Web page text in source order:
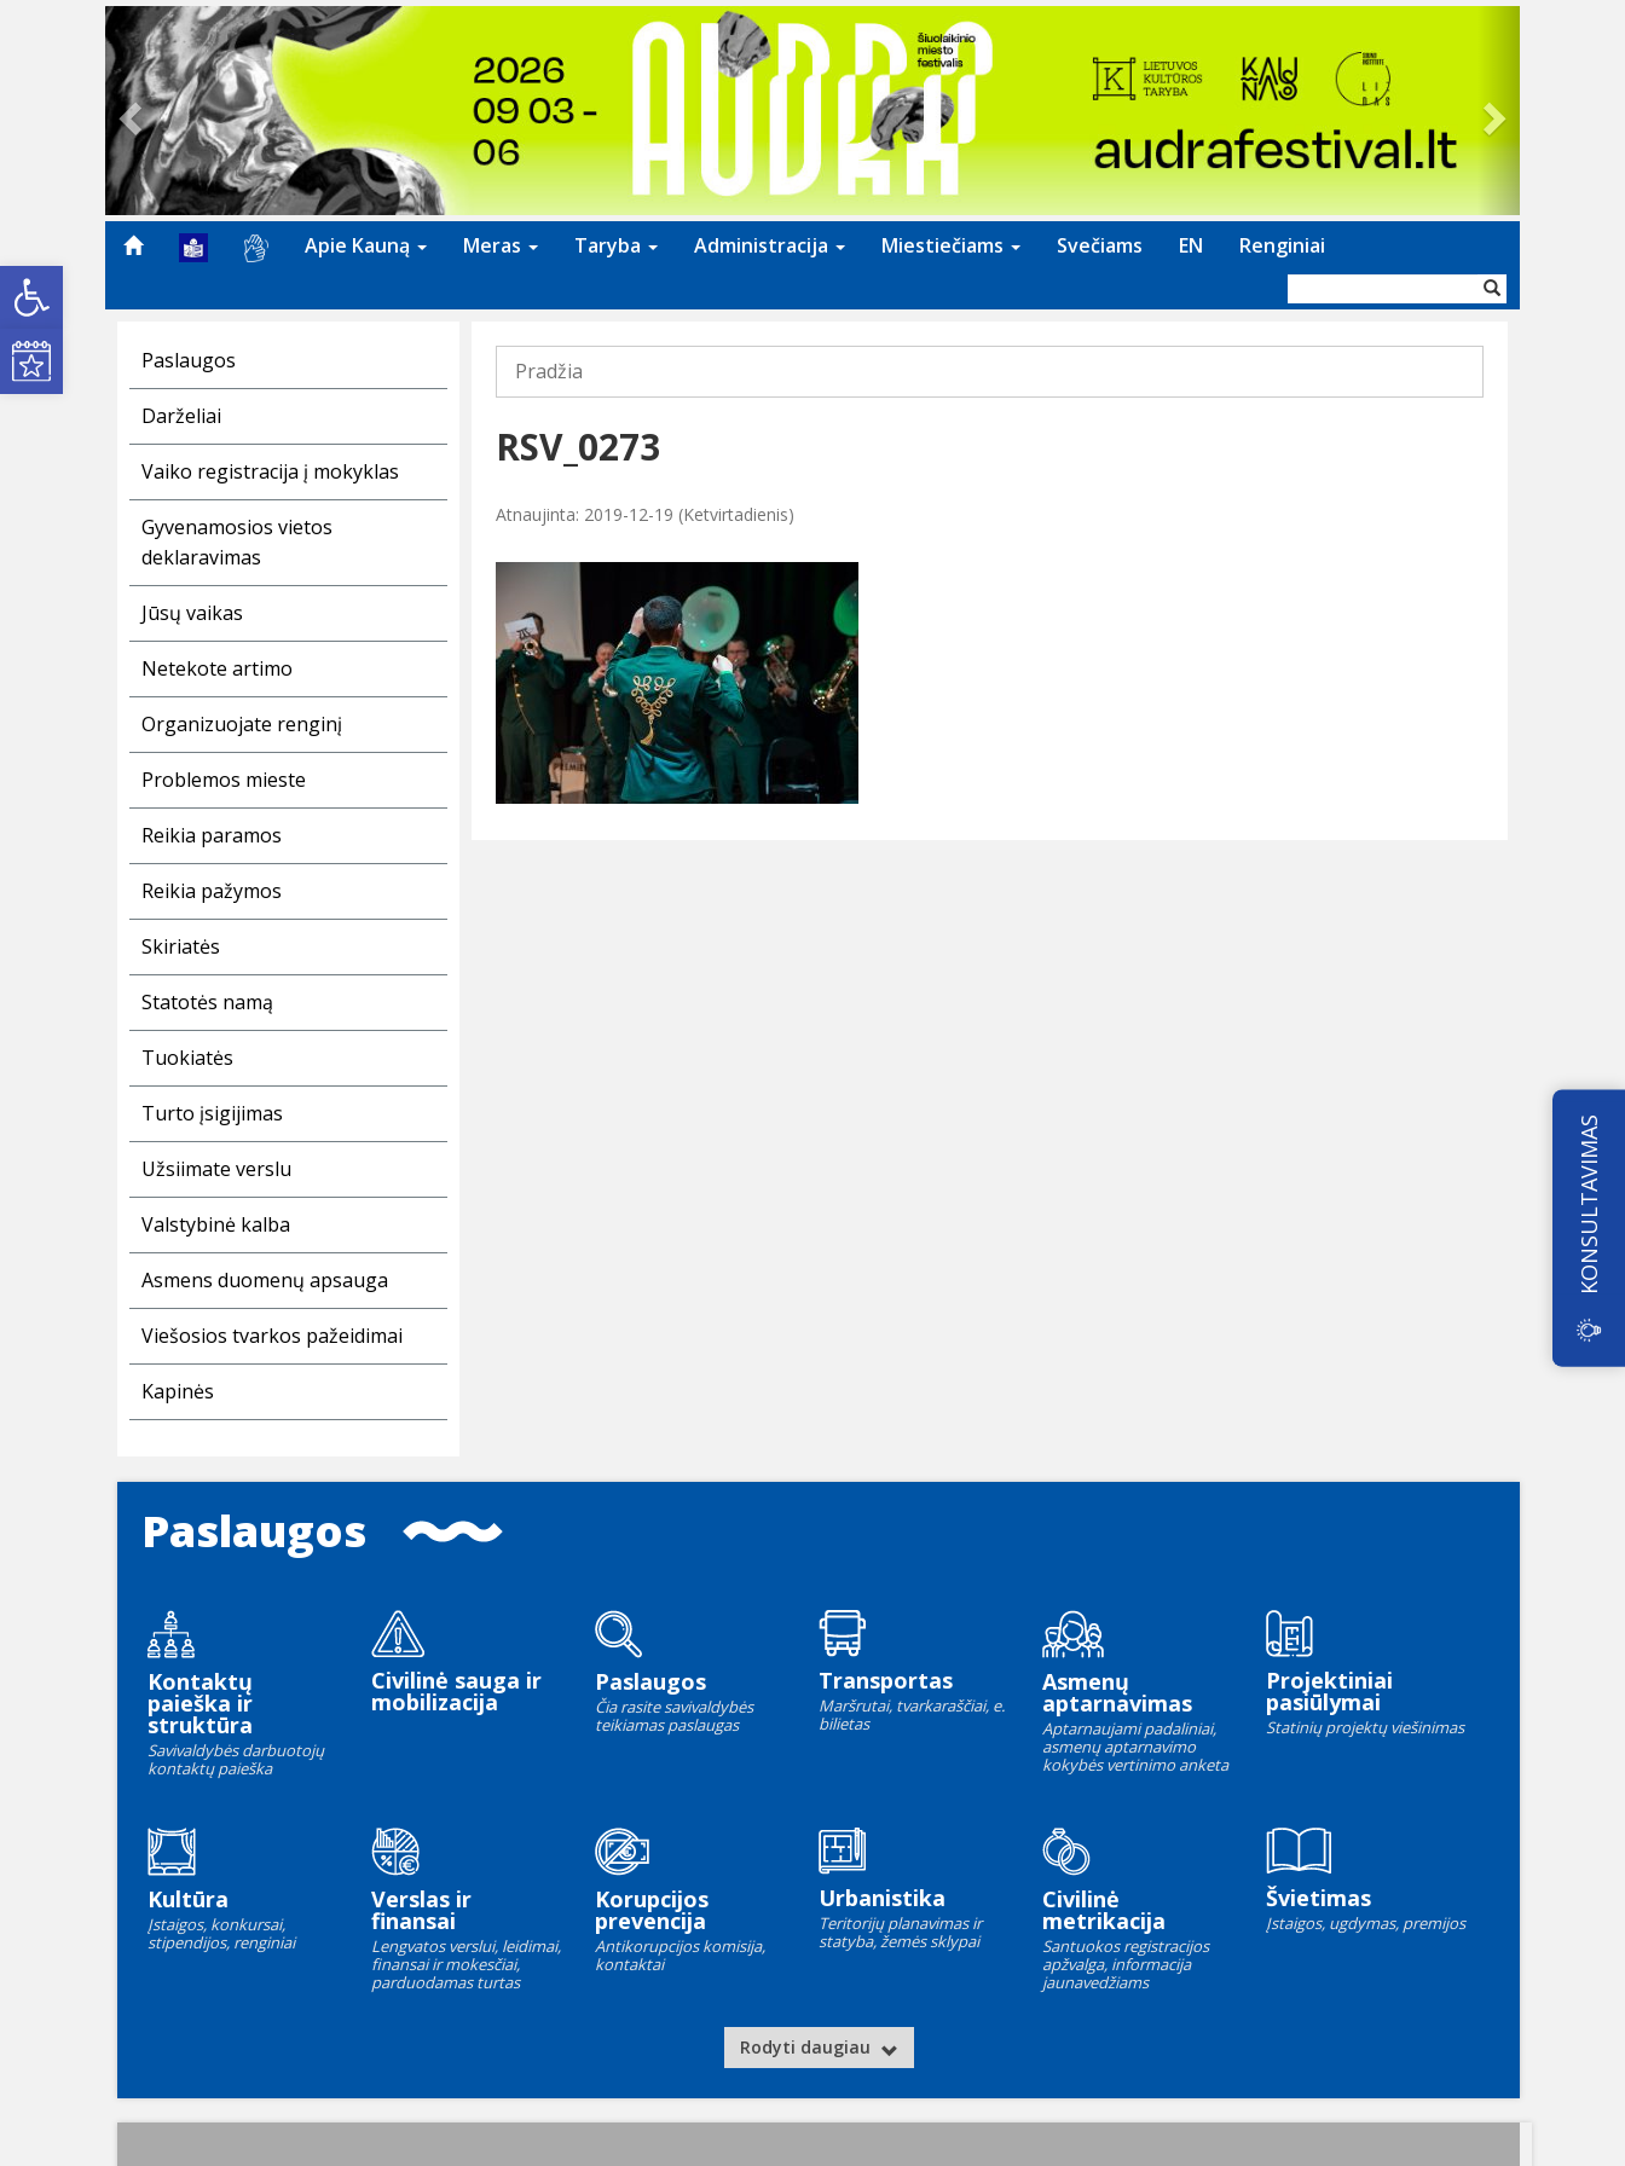
Open toolbar
Kultūros renginiai
Previous
Apie Kauną Meras Taryba Administracija Miestiečiams Svečiams EN Renginiai
forma
Paslaugos
Darželiai
Vaiko registracija į mokyklas
Gyvenamosios vietos
deklaravimas
Jūsų vaikas
Netekote artimo
Organizuojate renginį
Problemos mieste
Reikia paramos
Reikia pažymos
Skiriatės
Statotės namą
Tuokiatės
Turto įsigijimas
Užsiimate verslu
Valstybinė kalba
Asmens duomenų apsauga
Viešosios tvarkos pažeidimai
Kapinės
Pradžia
RSV_0273
Atnaujinta: 2019-12-19 (Ketvirtadienis)
Paslaugos
Kontaktų
paieška ir
struktūra
Savivaldybės darbuotojų
kontaktų paieška
Civilinė sauga ir
mobilizacija
Paslaugos
Čia rasite savivaldybės
teikiamas paslaugas
Transportas
Maršrutai, tvarkaraščiai, e.
bilietas
Asmenų
aptarnavimas
Aptarnaujami padaliniai,
asmenų aptarnavimo
kokybės vertinimo anketa
Projektiniai
pasiūlymai
Statinių projektų viešinimas
Kultūra
Įstaigos, konkursai,
stipendijos, renginiai
Verslas ir
finansai
Lengvatos verslui, leidimai,
finansai ir mokesčiai,
parduodamas turtas
Korupcijos
prevencija
Antikorupcijos komisija,
kontaktai
Urbanistika
Teritorijų planavimas ir
statyba, žemės sklypai
Civilinė
metrikacija
Santuokos registracijos
apžvalga, informacija
jaunavedžiams
Švietimas
Įstaigos, ugdymas, premijos
Rodyti daugiau
KONSULTAVIMAS